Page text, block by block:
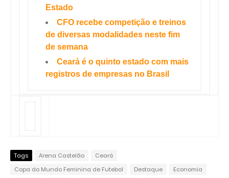
Estado
CFO recebe competição e treinos
de diversas modalidades neste fim
de semana
Ceará é o quinto estado com mais
registros de empresas no Brasil
Tags Arena Castelão
Ceará
Copa do Mundo Feminina de Futebol
Destaque
Economia